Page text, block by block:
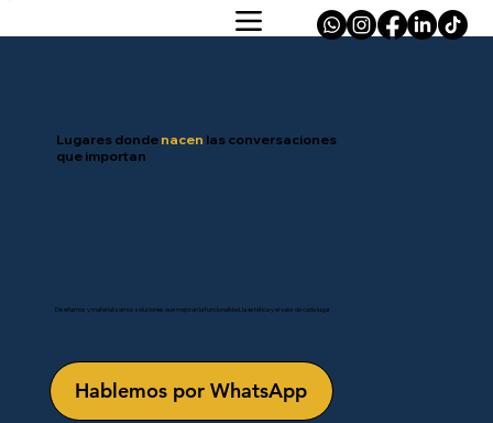
Lugares donde nacen las conversaciones
que importan
Diseñamos y materializamos soluciones que mejoran la funcionalidad, la estética y el valor de cada lugar
Hablemos por WhatsApp